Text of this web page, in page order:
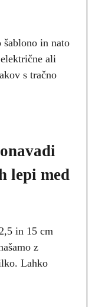
in nato
ali
s tračno
lepi med
in 15 cm
z
Lahko